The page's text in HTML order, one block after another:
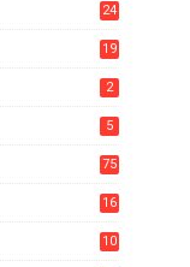
24
19
2
5
75
16
10